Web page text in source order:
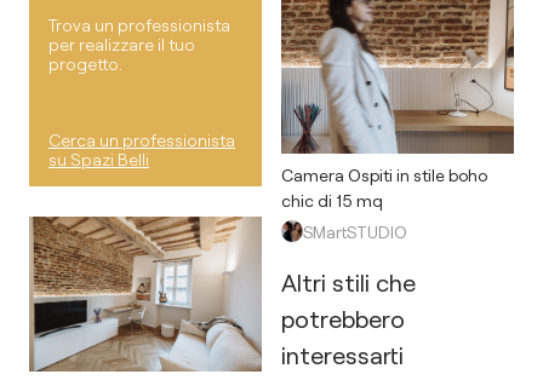
Trova un professionista
per realizzare il tuo
progetto.
Cerca un professionista
su Spazi Belli
Camera Ospiti in stile boho
chic di 15 mq
SMartSTUDIO
Altri stili che
potrebbero
interessarti